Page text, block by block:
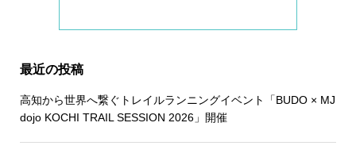
最近の投稿
高知から世界へ繋ぐトレイルランニングイベント「BUDO × MJ
dojo KOCHI TRAIL SESSION 2026」開催